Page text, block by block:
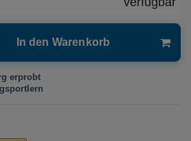
In den Warenkorb
erprobt